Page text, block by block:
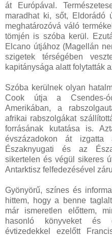
át Európával.
maradhat ki, sőt, Eldorádó
meghatározóvá váló
tömjén is szóba kerül.
Elcano útjához (Magellán
szigetek térségében
kapitánysága alatt folytatták
Szóba kerülnek olyan
Cook útja a Csendes-
Amerikában, a
afrikai rabszolgákat
forrásának kutatása is.
évszázadokon át izgatta
Északnyugati és az
sikertelen és végül sikeres
Antarktisz felfedezésével
Gyönyörű, színes és
hittem, hogy a benne
már ismeretlen előttem,
hasonló könyveket és
évtizedekkel ezelőtt